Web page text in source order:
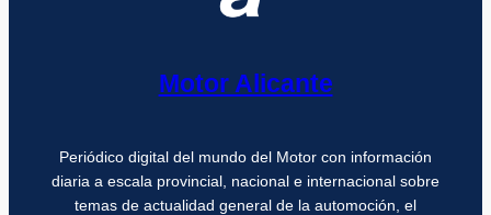
Motor Alicante
Periódico digital del mundo del Motor con información
diaria a escala provincial, nacional e internacional sobre
temas de actualidad general de la automoción, el